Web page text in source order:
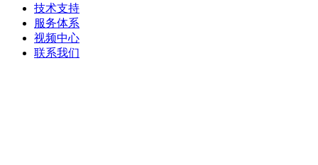
技术支持
服务体系
视频中心
联系我们